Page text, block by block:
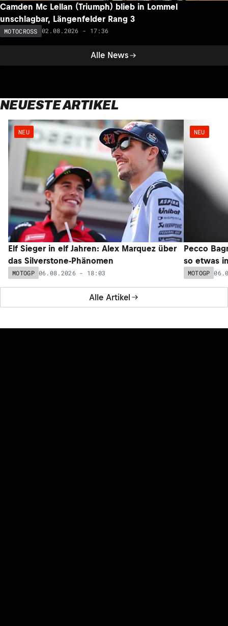
Alle News
Camden Mc Lellan (Triumph) blieb in Lommel
unschlagbar, Längenfelder Rang 3
MOTOCROSS 02.08.2026 - 17:36
NEUESTE ARTIKEL
Alle Artikel
NEU
Elf Sieger in elf Jahren: Alex Marquez über
das Silverstone-Phänomen
MOTOGP 06.08.2026 - 18:03
NEU
Pecco
so etwas
MOTOGP